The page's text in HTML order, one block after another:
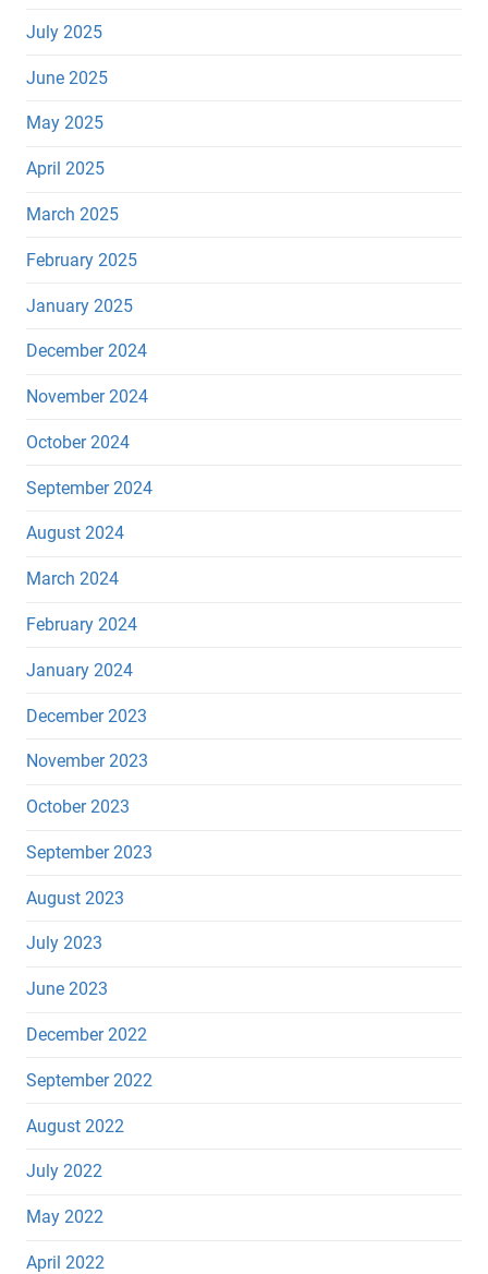
July 2025
June 2025
May 2025
April 2025
March 2025
February 2025
January 2025
December 2024
November 2024
October 2024
September 2024
August 2024
March 2024
February 2024
January 2024
December 2023
November 2023
October 2023
September 2023
August 2023
July 2023
June 2023
December 2022
September 2022
August 2022
July 2022
May 2022
April 2022